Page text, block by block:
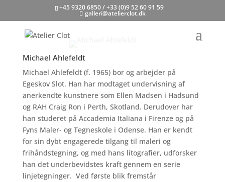
+45 9320 6850 / +33 (0)9 52 60 91 59
galleri@atelierclot.dk
Michael Ahlefeldt
Michael Ahlefeldt (f. 1965) bor og arbejder på
Egeskov Slot. Han har modtaget undervisning af
anerkendte kunstnere som Ellen Madsen i Hadsund
og RAH Craig Ron i Perth, Skotland. Derudover har
han studeret på Accademia Italiana i Firenze og på
Fyns Maler- og Tegneskole i Odense. Han er kendt
for sin dybt engagerede tilgang til maleri og
frihåndstegning, og med hans litografier, udforsker
han det underbevidstes kraft gennem en serie
linjetegninger. Ved første blik fremstår